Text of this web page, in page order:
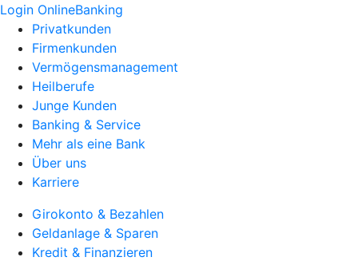
Login OnlineBanking
Privatkunden
Firmenkunden
Vermögensmanagement
Heilberufe
Junge Kunden
Banking & Service
Mehr als eine Bank
Über uns
Karriere
Girokonto & Bezahlen
Geldanlage & Sparen
Kredit & Finanzieren